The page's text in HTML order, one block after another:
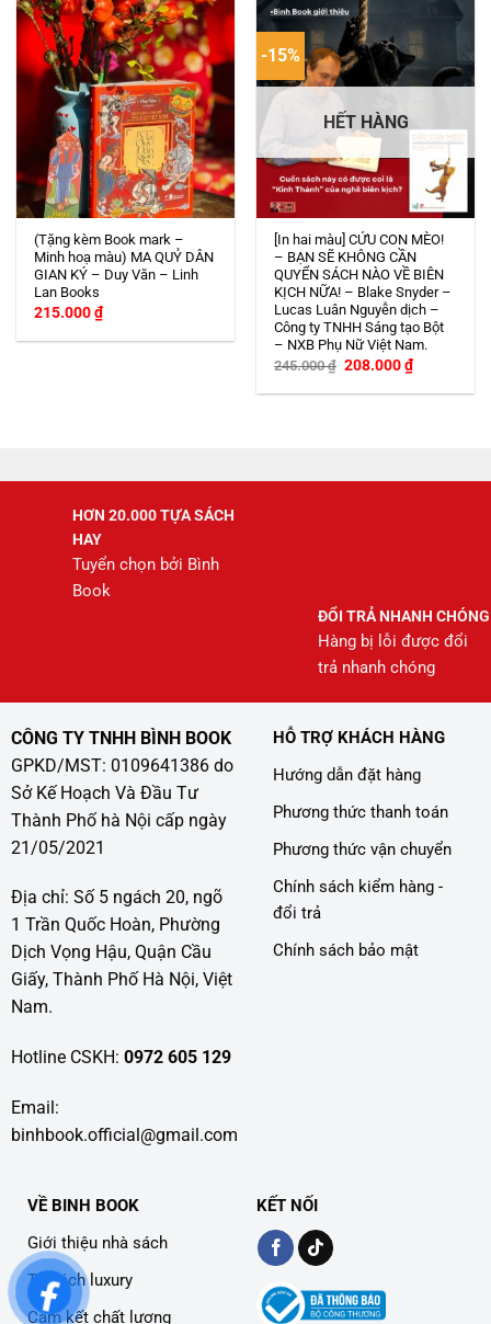
(Tặng kèm Book mark –
Minh hoạ màu) MA QUỶ DÂN
GIAN KÝ – Duy Văn – Linh
Lan Books
215.000₫
-15%
HẾT HÀNG
[In hai màu] CỨU CON MÈO!
– BẠN SẼ KHÔNG CẦN
QUYỂN SÁCH NÀO VỀ BIÊN
KỊCH NỮA! – Blake Snyder –
Lucas Luân Nguyễn dịch –
Công ty TNHH Sáng tạo Bột
– NXB Phụ Nữ Việt Nam.
245.000₫ Giá
là:
208.000₫Giá
hiện
tại
HƠN 20.000 TỰA SÁCH
HAY
Tuyển chọn bởi Bình
Book
ĐỔI TRẢ NHANH CHÓNG
Hàng bị lỗi được đổi
trả nhanh chóng
CÔNG TY TNHH BÌNH BOOK
GPKD/MST: 0109641386 do
Sở Kế Hoạch Và Đầu Tư
Thành Phố hà Nội cấp ngày
21/05/2021
Địa chỉ: Số 5 ngách 20, ngõ
1 Trần Quốc Hoàn, Phường
Dịch Vọng Hậu, Quận Cầu
Giấy, Thành Phố Hà Nội, Việt
Nam.
Hotline CSKH: 0972 605 129
Email:
binhbook.official@gmail.com
HỖ TRỢ KHÁCH HÀNG
Hướng dẫn đặt hàng
Phương thức thanh toán
Phương thức vận chuyển
Chính sách kiểm hàng -
đổi trả
Chính sách bảo mật
VỀ BINH BOOK
Giới thiệu nhà sách
Tủ sách luxury
Cam kết chất lượng
KẾT NỐI